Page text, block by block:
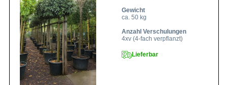
Gewicht
ca. 50 kg
Anzahl Verschulungen
4xv (4-fach verpflanzt)
Lieferbar